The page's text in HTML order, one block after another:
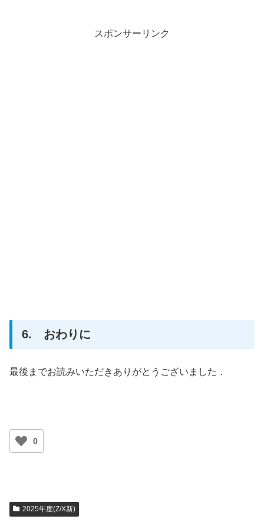
スポンサーリンク
6. おわりに
最後までお読みいただきありがとうございました．
0
2025年度(Z/X新)